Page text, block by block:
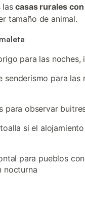
lascasas rurales
tamaño de animal.
para las noches,
senderismo para las
para observar
si el
para pueblos
nocturna